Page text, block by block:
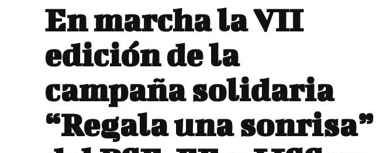
En marcha la VII
edición de la
campaña solidaria
“Regala una sonrisa”